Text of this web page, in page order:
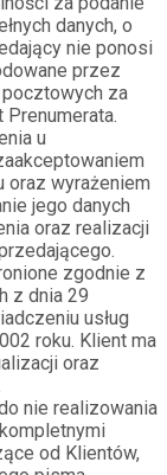
danych, o
nie ponosi
przez
pocztowych za
u
oraz wyrażeniem
jego danych
oraz realizacji
zgodnie z
z dnia 29
usług
roku. Klient ma
oraz
nie realizowania
od Klientów,